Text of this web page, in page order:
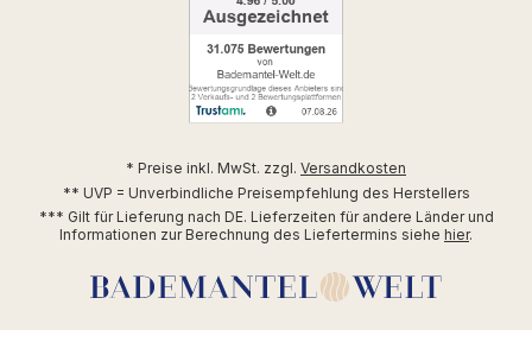
* Preise inkl. MwSt. zzgl. Versandkosten
** UVP = Unverbindliche Preisempfehlung des Herstellers
*** Gilt für Lieferung nach DE. Lieferzeiten für andere Länder und
Informationen zur Berechnung des Liefertermins siehe hier.